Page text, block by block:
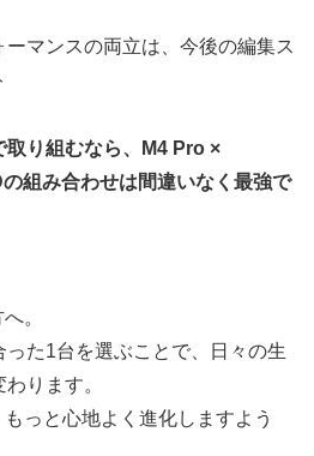
マンスの両立は、今後の編集ス
り組むなら、M4 Pro ×
組み合わせは間違いなく最強で
。
た1台を選ぶことで、日々の生
ります。
っと心地よく進化しますよう